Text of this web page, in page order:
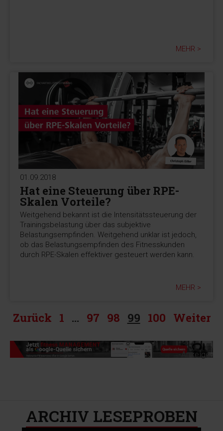
MEHR >
01.09.2018
Hat eine Steuerung über RPE-
Skalen Vorteile?
Weitgehend bekannt ist die Intensitätssteuerung der
Trainingsbelastung über das subjektive
Belastungsempfinden. Weitgehend unklar ist jedoch,
ob das Belastungsempfinden des Fitnesskunden
durch RPE-Skalen effektiver gesteuert werden kann.
MEHR >
Zurück 1 … 97 98 99 100 Weiter
-Anzeige-
ARCHIV LESEPROBEN​